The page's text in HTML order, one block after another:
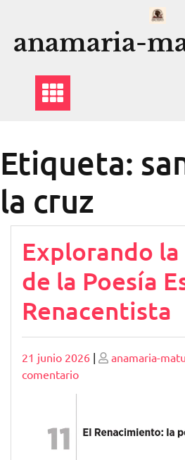
contenido
anamaria-
Etiqueta:
la cruz
Explorando
de la Poesía
Renacentista
Publicado
21 junio 2026 | Publicado
anamaria-
comentarioen